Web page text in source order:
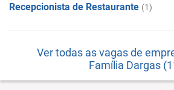
Recepcionista de Restaurante (1)
Ver todas as vagas de
Família Dargas